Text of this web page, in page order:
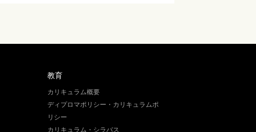
教育
カリキュラム概要
ディプロマポリシー・カリキュラムポ
リシー
カリキュラム・シラバス